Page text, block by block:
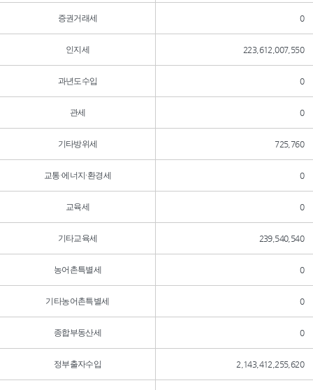
증권거래세 0
인지세 223,612,007,550
과년도수입 0
관세 0
기타방위세 725,760
교통·에너지·환경세 0
교육세 0
기타교육세 239,540,540
농어촌특별세 0
기타농어촌특별세 0
종합부동산세 0
정부출자수입 2,143,412,255,620